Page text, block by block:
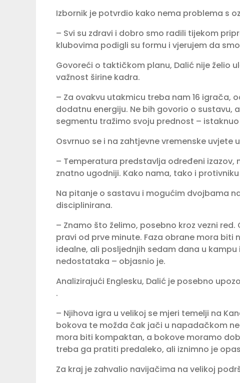
Izbornik je potvrdio kako nema problema s
– Svi su zdravi i dobro smo radili tijekom
klubovima podigli su formu i vjerujem da
Govoreći o taktičkom planu, Dalić nije želio
važnost širine kadra.
– Za ovakvu utakmicu treba nam 16 igrača,
dodatnu energiju. Ne bih govorio o sustavu,
segmentu tražimo svoju prednost – istaknuo
Osvrnuo se i na zahtjevne vremenske uvjete
– Temperatura predstavlja određeni
znatno ugodniji. Kako nama, tako i
Na pitanje o sastavu i mogućim dvojbama
disciplinirana.
– Znamo što želimo, posebno kroz vezni
pravi od prve minute. Faza obrane mora biti
idealne, ali posljednjih sedam dana u
nedostataka – objasnio je.
Analizirajući Englesku, Dalić je posebno
.
– Njihova igra u velikoj se mjeri temelji na
bokova te možda čak jači u napadačkom
mora biti kompaktan, a bokove moramo
treba ga pratiti predaleko, ali iznimno je
Za kraj je zahvalio navijačima na velikoj